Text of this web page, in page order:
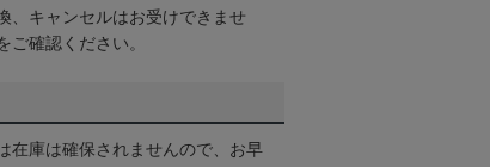
、キャンセルはお受けできませ
ご確認ください。
在庫は確保されませんので、お早